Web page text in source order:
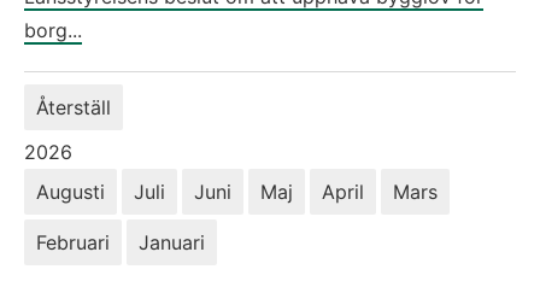
borg...
Återställ
År:
2026
Augusti
Juli Juni Maj April Mars
Februari Januari